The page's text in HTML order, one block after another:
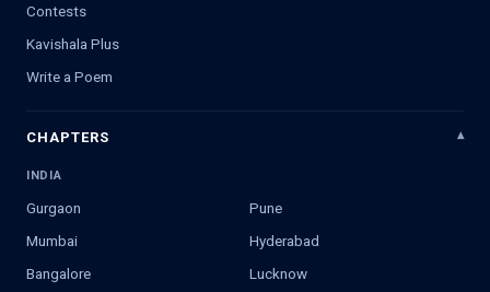
Contests
Kavishala Plus
Write a Poem
CHAPTERS
INDIA
Gurgaon
Pune
Mumbai
Hyderabad
Bangalore
Lucknow